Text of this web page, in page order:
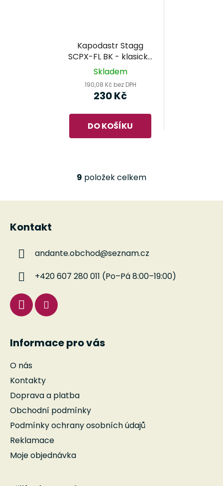
Kapodastr Stagg
SCPX-FL BK - klasická
kytara
Skladem
190,08 Kč bez DPH
230 Kč
DO KOŠÍKU
O
l
c
í
r
9 položek celkem
Z
Kontakt
andante.obchod@seznam.cz
+420 607 280 011 (Po–Pá 8:00–19:00)
Informace pro vás
O nás
Kontakty
Doprava a platba
Obchodní podmínky
Podmínky ochrany osobních údajů
Reklamace
Moje objednávka